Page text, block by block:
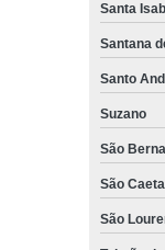
quanto custa
venda de
venda de
quanto custa
quanto custa
venda de
Santa
Santana
Santo
Suzano
São
São
São